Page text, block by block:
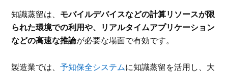
知識蒸留は、 モバイルデバイスなどの計算リソースが限
られた環境での利用や、リアルタイムアプリケーション
などの高速な推論が必要な場面で有効です。
製造業では、予知保全システムに知識蒸留を活用し、大